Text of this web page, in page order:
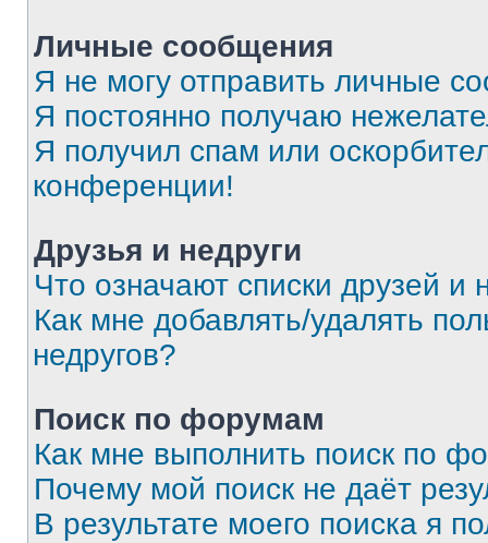
Личные сообщения
Я не могу отправить личные
Я постоянно получаю
Я получил спам или
конференции!
Друзья и недруги
Что означают списки друзей и
Как мне добавлять/удалять
недругов?
Поиск по форумам
Как мне выполнить поиск по
Почему мой поиск не даёт
В результате моего поиска я